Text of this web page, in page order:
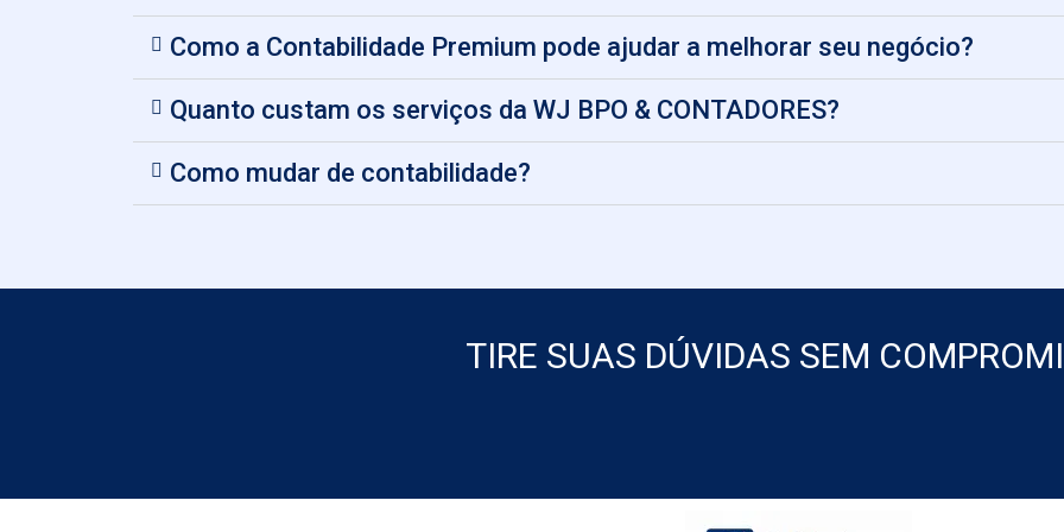
Como a Contabilidade Premium pode ajudar a melhorar seu negócio?
Quanto custam os serviços da WJ BPO & CONTADORES?
Como mudar de contabilidade?
TIRE SUAS DÚVIDAS SEM